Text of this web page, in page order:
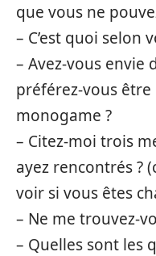
que vous ne
– C’est quoi selon
– Avez-vous envie
préférez-vous
monogame ?
– Citez-moi trois
ayez rencontrés ?
voir si vous êtes
– Ne me trouvez-
– Quelles sont les